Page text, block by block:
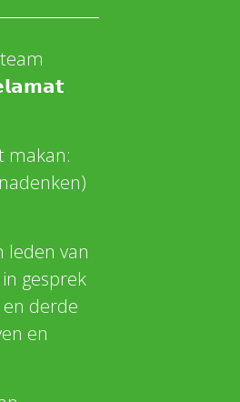
makan:
leden van
gesprek
en derde
en